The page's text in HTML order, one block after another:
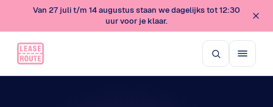
Van 27 juli t/m 14 augustus staan we dagelijks tot 12:30
uur voor je klaar.